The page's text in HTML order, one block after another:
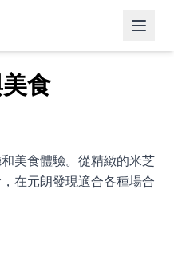
食
美食體驗。從精緻的米芝
在元朗發現適合各種場合